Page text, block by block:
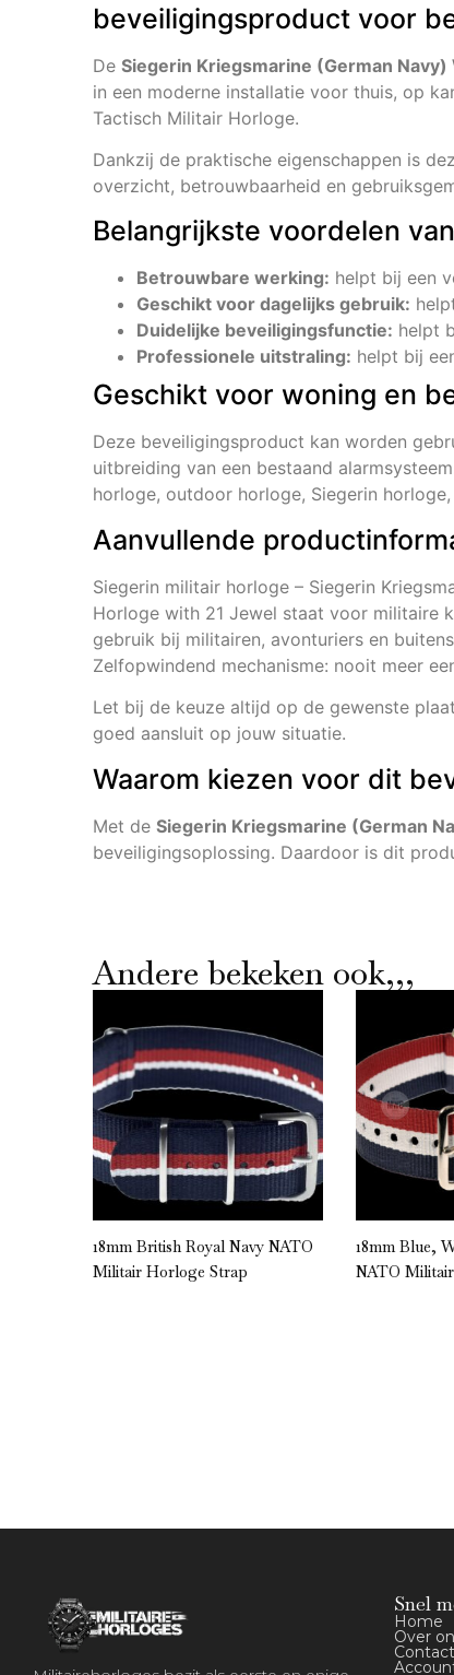
beveiligingsproduct voor
DeSiegerin Kriegsmarine (German
in een moderne installatie voor thuis, op
Tactisch Militair Horloge.
Dankzij de praktische eigenschappen is
overzicht, betrouwbaarheid en
Belangrijkste voordelen
Betrouwbare werking: helpt bij een
Geschikt voor dagelijks gebruik:
Duidelijke beveiligingsfunctie: helpt
Professionele uitstraling: helpt bij
Geschikt voor woning en
Deze beveiligingsproduct kan worden
uitbreiding van een bestaand
horloge, outdoor horloge, Siegerin
Aanvullende
Siegerin militair horloge – Siegerin
Horloge with 21 Jewel staat voor militaire
gebruik bij militairen, avonturiers en
Zelfopwindend mechanisme: nooit meer
Let bij de keuze altijd op de gewenste
goed aansluit op jouw situatie.
Waarom kiezen voor dit
Met deSiegerin Kriegsmarine (German
beveiligingsoplossing. Daardoor is dit
Andere bekeken ook,,,
18mm British Royal Navy NATO
Militair Horloge Strap
18mm Blue,
NATO
Snel
Home
Over
Contact